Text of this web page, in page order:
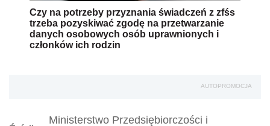
Czy na potrzeby przyznania świadczeń z zfśs
trzeba pozyskiwać zgodę na przetwarzanie
danych osobowych osób uprawnionych i
członków ich rodzin
AUTOPROMOCJA
Ministerstwo Przedsiębiorczości i